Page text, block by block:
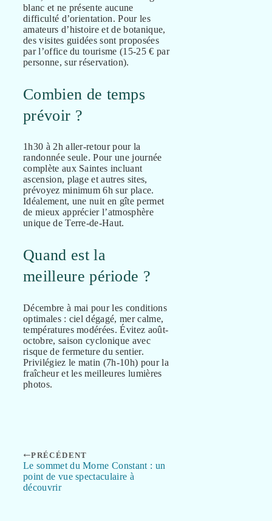
blanc et ne présente aucune
difficulté d’orientation. Pour les
amateurs d’histoire et de botanique,
des visites guidées sont proposées
par l’office du tourisme (15-25 € par
personne, sur réservation).
Combien de temps
prévoir ?
1h30 à 2h aller-retour pour la
randonnée seule. Pour une journée
complète aux Saintes incluant
ascension, plage et autres sites,
prévoyez minimum 6h sur place.
Idéalement, une nuit en gîte permet
de mieux apprécier l’atmosphère
unique de Terre-de-Haut.
Quand est la
meilleure période ?
Décembre à mai pour les conditions
optimales : ciel dégagé, mer calme,
températures modérées. Évitez août-
octobre, saison cyclonique avec
risque de fermeture du sentier.
Privilégiez le matin (7h-10h) pour la
fraîcheur et les meilleures lumières
photos.
PRÉCÉDENT
Le sommet du Morne Constant : un
point de vue spectaculaire à
découvrir